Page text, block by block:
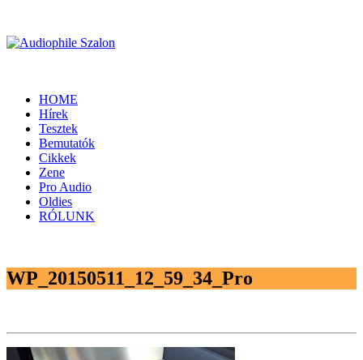
HOME
Hírek
Tesztek
Bemutatók
Cikkek
Zene
Pro Audio
Oldies
RÓLUNK
WP_20150511_12_59_34_Pro